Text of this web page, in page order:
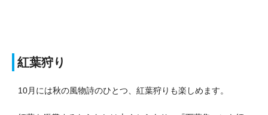
紅葉狩り
10月には秋の風物詩のひとつ、紅葉狩りも楽しめます。